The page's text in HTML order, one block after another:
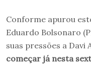
Conforme apurou
Eduardo Bolsonaro
suas pressões a Davi
começar já nesta